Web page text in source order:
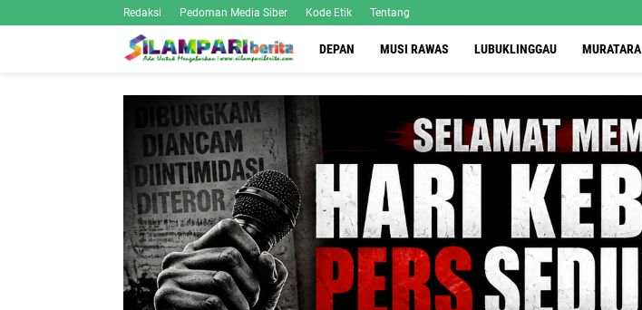
Redaksi Pedoman Media Siber Kode Etik Tentang
DEPAN MUSI RAWAS LUBUKLINGGAU MURATARA